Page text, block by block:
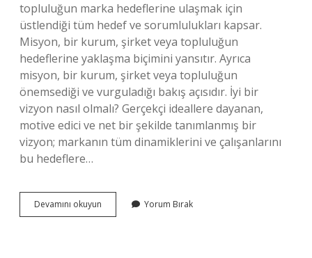
topluluğun marka hedeflerine ulaşmak için
üstlendiği tüm hedef ve sorumlulukları kapsar.
Misyon, bir kurum, şirket veya topluluğun
hedeflerine yaklaşma biçimini yansıtır. Ayrıca
misyon, bir kurum, şirket veya topluluğun
önemsediği ve vurguladığı bakış açısıdır. İyi bir
vizyon nasıl olmalı? Gerçekçi ideallere dayanan,
motive edici ve net bir şekilde tanımlanmış bir
vizyon; markanın tüm dinamiklerini ve çalışanlarını
bu hedeflere…
Devamını okuyun
Bir
Yorum Bırak